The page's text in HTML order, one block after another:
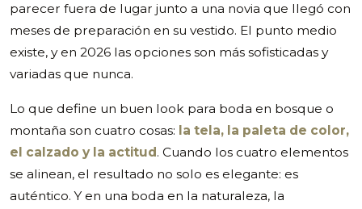
parecer fuera de lugar junto a una novia que llegó con
meses de preparación en su vestido. El punto medio
existe, y en 2026 las opciones son más sofisticadas y
variadas que nunca.
Lo que define un buen look para boda en bosque o
montaña son cuatro cosas: la tela, la paleta de color,
el calzado y la actitud. Cuando los cuatro elementos
se alinean, el resultado no solo es elegante: es
auténtico. Y en una boda en la naturaleza, la